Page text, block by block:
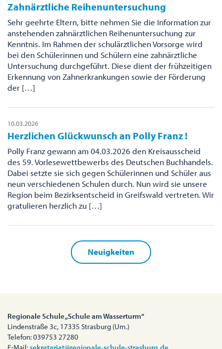
Zahnärztliche Reihenuntersuchung
Sehr geehrte Eltern, bitte nehmen Sie die Information zur
anstehenden zahnärztlichen Reihenuntersuchung zur
Kenntnis. Im Rahmen der schulärztlichen Vorsorge wird
bei den Schülerinnen und Schülern eine zahnärztliche
Untersuchung durchgeführt. Diese dient der frühzeitigen
Erkennung von Zahnerkrankungen sowie der Förderung
der […]
10.03.2026
Herzlichen Glückwunsch an Polly Franz !
Polly Franz gewann am 04.03.2026 den Kreisausscheid
des 59. Vorlesewettbewerbs des Deutschen Buchhandels.
Dabei setzte sie sich gegen Schülerinnen und Schüler aus
neun verschiedenen Schulen durch. Nun wird sie unsere
Region beim Bezirksentscheid in Greifswald vertreten. Wir
gratulieren herzlich zu […]
Neuigkeiten
Regionale Schule „Schule am Wasserturm“
Lindenstraße 3c, 17335 Strasburg (Um.)
Telefon: 039753 27280